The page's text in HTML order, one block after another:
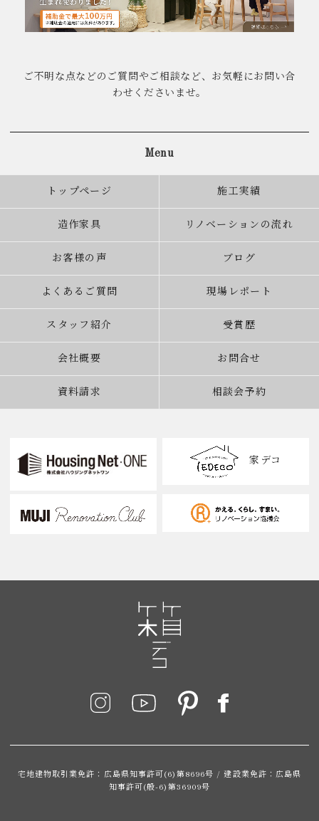
ご不明な点などのご質問やご相談など、お気軽にお問い合
わせくださいませ。
Menu
トップページ 施工実績
造作家具 リノベーションの流れ
お客様の声 ブログ
よくあるご質問 現場レポート
スタッフ紹介 受賞歴
会社概要 お問合せ
資料請求 相談会予約
家デコ
宅地建物取引業免許：広島県知事許可(6)第8696号 / 建設業免許：広島県
知事許可(般-6)第36909号